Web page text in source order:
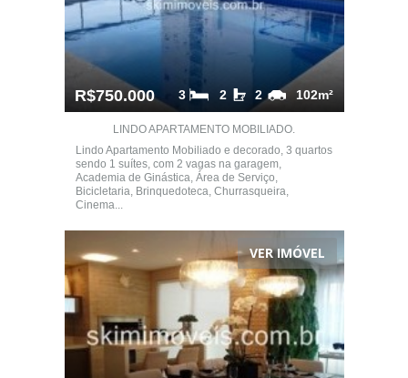
R$750.000 102m²
2
2
3
LINDO APARTAMENTO MOBILIADO.
Lindo Apartamento Mobiliado e decorado, 3 quartos
sendo 1 suítes, com 2 vagas na garagem,
Academia de Ginástica, Área de Serviço,
Bicicletaria, Brinquedoteca, Churrasqueira,
Cinema...
VER IMÓVEL